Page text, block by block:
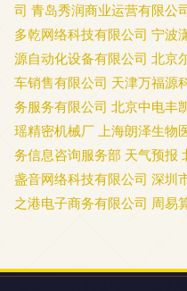
司 青岛秀润商业运营有限公
多乾网络科技有限公司 宁波
源自动化设备有限公司 北京
车销售有限公司 天津万福源
务服务有限公司 北京中电丰
瑶精密机械厂 上海朗泽生物
务信息咨询服务部 天气预报
盏音网络科技有限公司 深圳
之港电子商务有限公司 周易